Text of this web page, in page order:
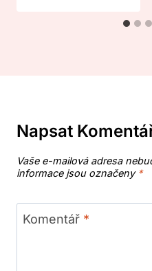
Napsat
Vaše e-mailová adresa
informace jsou označeny *
Komentář *